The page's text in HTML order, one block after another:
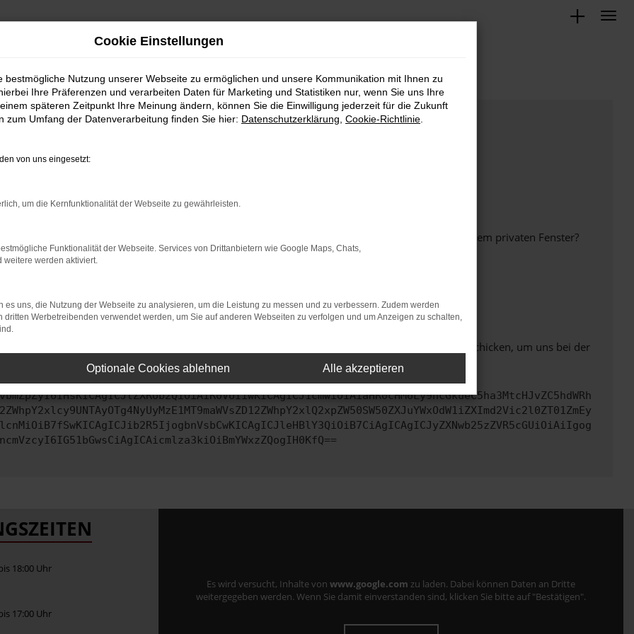
bestimmter Seiten verhindern. Funktioniert die Seite in einem anderen Browser oder in einem privaten Fenster?
beheben.
auf dem neuesten Stand sind.
kann auch dazu führen, dass bestimmte Funktionen nicht mehr unterstützt werden.
uns bitte. Wir werden versuchen, das Problem zu beheben. Du kannst uns diesen Text schicken, um uns bei der
18:00 Uhr
17:00 Uhr
Es wird versucht, Inhalte von www.google.com zu laden. Dabei können Daten an Dritte
weitergegeben werden. Wenn Sie damit einverstanden sind, klicken Sie bitte auf "Bestätigen".
Cookie Einstellungen
bestmögliche Nutzung unserer Webseite zu ermöglichen und unsere Kommunikation mit Ihnen zu
Ihre Präferenzen und verarbeiten Daten für Marketing und Statistiken nur, wenn Sie uns Ihre
späteren Zeitpunkt Ihre Meinung ändern, können Sie die Einwilligung jederzeit für die Zukunft
zum Umfang der Datenverarbeitung finden Sie hier: Datenschutzerklärung Cookie-Richtlinie
von uns eingesetzt:
um die Kernfunktionalität der Webseite zu gewährleisten.
Funktionalität der Webseite. Services von Drittanbietern wie Google Maps, Chats,
weitere werden aktiviert.
es uns, die Nutzung der Webseite zu analysieren, um die Leistung zu messen und zu verbessern. Zudem werden
dritten Werbetreibenden verwendet werden, um Sie auf anderen Webseiten zu verfolgen und um Anzeigen zu schalten,
Optionale Cookies ablehnen Alle akzeptieren